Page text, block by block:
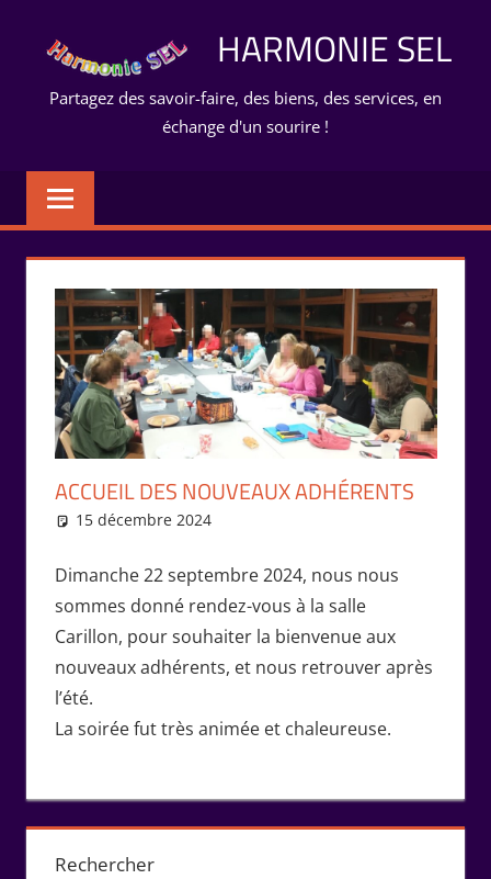
HARMONIE SEL
Partagez des savoir-faire, des biens, des services, en
échange d'un sourire !
ACCUEIL DES NOUVEAUX ADHÉRENTS
15 décembre 2024
Dimanche 22 septembre 2024, nous nous
sommes donné rendez-vous à la salle
Carillon, pour souhaiter la bienvenue aux
nouveaux adhérents, et nous retrouver après
l’été.
La soirée fut très animée et chaleureuse.
Rechercher